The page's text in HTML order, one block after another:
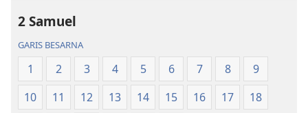
Naeng
Mangolu
di
Tano
Naeng
Mangolu
di
Tano
2 Samuel
GARIS BESARNA
1 2 3 4 5 6 7 8
9
10
11 12 13 14 15 16 17
18